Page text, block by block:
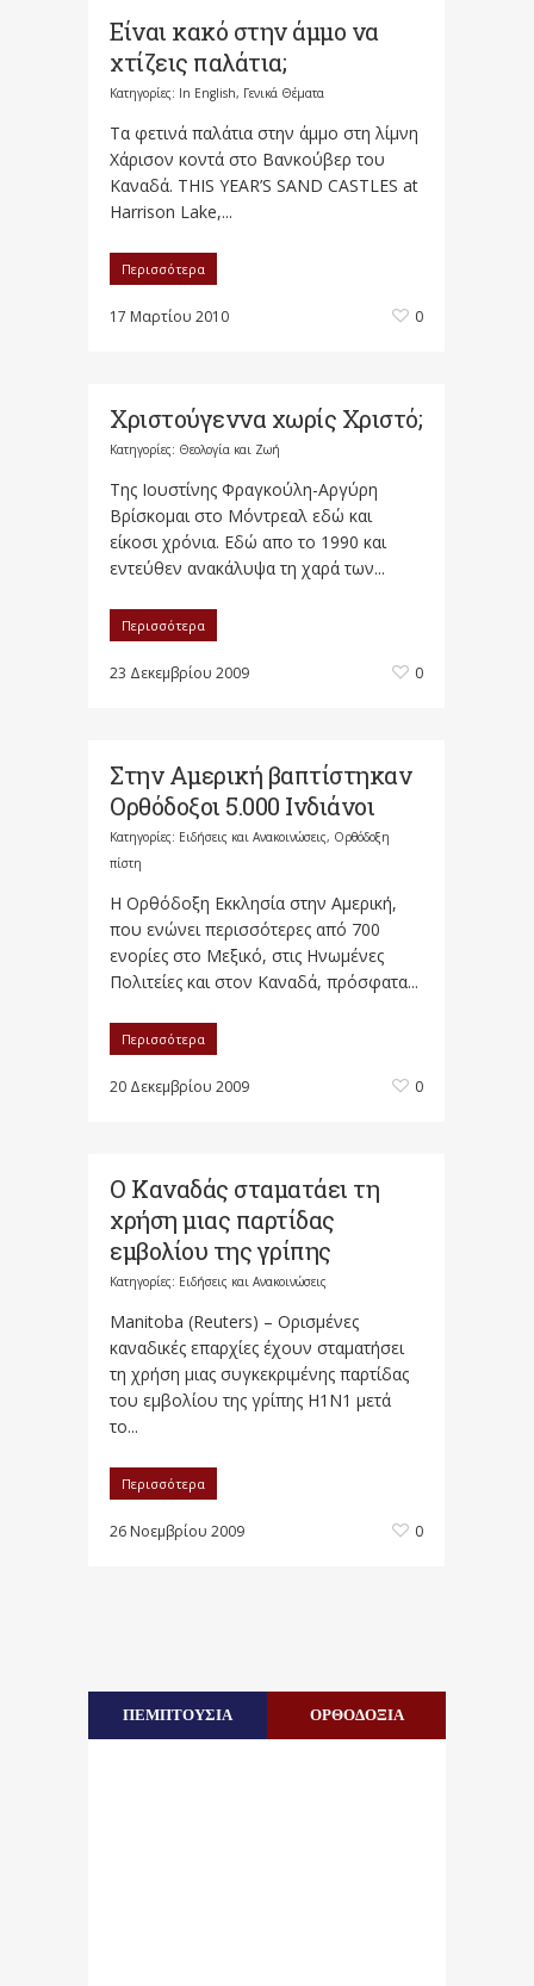
Είναι κακό στην άμμο να
χτίζεις παλάτια;
Κατηγορίες: In English, Γενικά Θέματα
Τα φετινά παλάτια στην άμμο στη λίμνη
Χάρισον κοντά στο Βανκούβερ του
Καναδά. THIS YEAR’S SAND CASTLES at
Harrison Lake,...
Περισσότερα
17 Μαρτίου 2010 0
Χριστούγεννα χωρίς Χριστό;
Κατηγορίες: Θεολογία και Ζωή
Της Ιουστίνης Φραγκούλη-Αργύρη
Βρίσκομαι στο Μόντρεαλ εδώ και
είκοσι χρόνια. Εδώ απο το 1990 και
εντεύθεν ανακάλυψα τη χαρά των...
Περισσότερα
23 Δεκεμβρίου 2009 0
Στην Αμερική βαπτίστηκαν
Ορθόδοξοι 5.000 Ινδιάνοι
Κατηγορίες: Ειδήσεις και Ανακοινώσεις, Ορθόδοξη
πίστη
Η Ορθόδοξη Εκκλησία στην Αμερική,
που ενώνει περισσότερες από 700
ενορίες στο Μεξικό, στις Ηνωμένες
Πολιτείες και στον Καναδά, πρόσφατα...
Περισσότερα
20 Δεκεμβρίου 2009 0
Ο Καναδάς σταματάει τη
χρήση μιας παρτίδας
εμβολίου της γρίπης
Κατηγορίες: Ειδήσεις και Ανακοινώσεις
Manitoba (Reuters) – Ορισμένες
καναδικές επαρχίες έχουν σταματήσει
τη χρήση μιας συγκεκριμένης παρτίδας
του εμβολίου της γρίπης H1N1 μετά
το...
Περισσότερα
26 Νοεμβρίου 2009 0
ΠΕΜΠΤΟΥΣΙΑ ΟΡΘΟΔΟΞΙΑ